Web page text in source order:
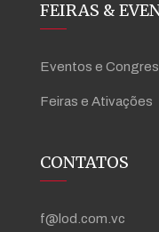
FEIRAS &
Eventos e
Feiras e Ativações
CONTATOS
f@lod.com.vc